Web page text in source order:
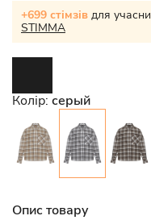
+699 стімзів для
STIMMA
Колір: серый
Опис товару